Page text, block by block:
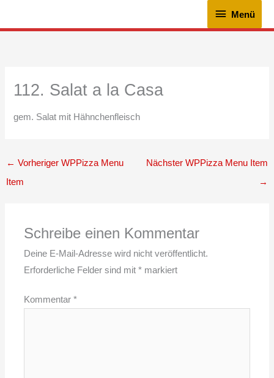
Menü
Menü
112. Salat a la Casa
gem. Salat mit Hähnchenfleisch
← Vorheriger WPPizza Menu
Item
Nächster WPPizza Menu Item
→
Schreibe einen Kommentar
Deine E-Mail-Adresse wird nicht veröffentlicht.
Erforderliche Felder sind mit* markiert
Kommentar*